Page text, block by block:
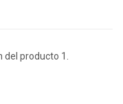
producto 1.